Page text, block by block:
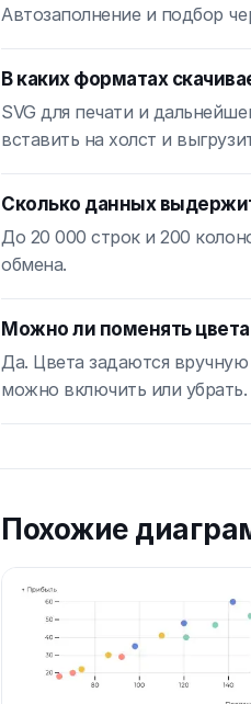
Автозаполнение и подбор
В каких форматах
SVG для печати и
вставить на холст и
Сколько данных
До 20 000 строк и 200
обмена.
Можно ли поменять
Да. Цвета задаются
можно включить или
Похожие